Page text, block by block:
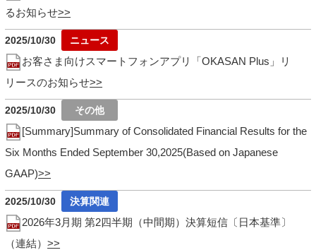
るお知らせ
2025/10/30
お客さま向けスマートフォンアプリ「OKASAN Plus」リ
リースのお知らせ
2025/10/30
[Summary]Summary of Consolidated Financial Results for the
Six Months Ended September 30,2025(Based on Japanese
GAAP)
2025/10/30
2026年3月期 第2四半期（中間期）決算短信〔日本基準〕
（連結）